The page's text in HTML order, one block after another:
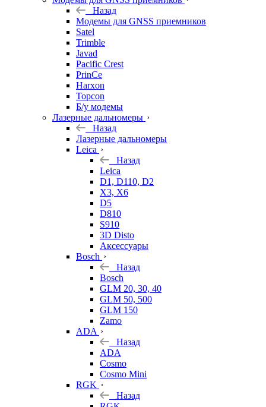
Назад
Модемы для GNSS приемников
Satel
Trimble
Javad
Pacific Crest
PrinCe
Harxon
Topcon
Б/у модемы
Лазерные дальномеры
Назад
Лазерные дальномеры
Leica
Назад
Leica
D1, D110, D2
X3, X6
D5
D810
S910
3D Disto
Аксессуары
Bosch
Назад
Bosch
GLM 20, 30, 40
GLM 50, 500
GLM 150
Zamo
ADA
Назад
ADA
Cosmo
Cosmo Mini
RGK
Назад